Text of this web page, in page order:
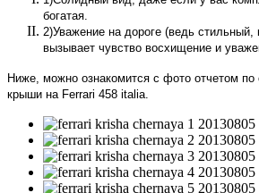
богатая.
2)Уважение на дороге (ведь стильный,
вызывает чувство восхищение и
Ниже, можно ознакомится с фото отчетом
крыши на Ferrari 458 italia.